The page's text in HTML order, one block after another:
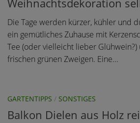
Die Tage werden kürzer, kühler und
ein gemütliches Zuhause mit
Tee (oder vielleicht lieber
frischen grünen Zweigen. Eine...
GARTENTIPPS / SONSTIGES
Balkon Dielen aus Holz